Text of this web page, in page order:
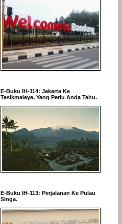
E-Buku IH-114: Jakarta Ke
Tasikmalaya, Yang Perlu Anda Tahu.
E-Buku IH-113: Perjalanan Ke Pulau
Singa.